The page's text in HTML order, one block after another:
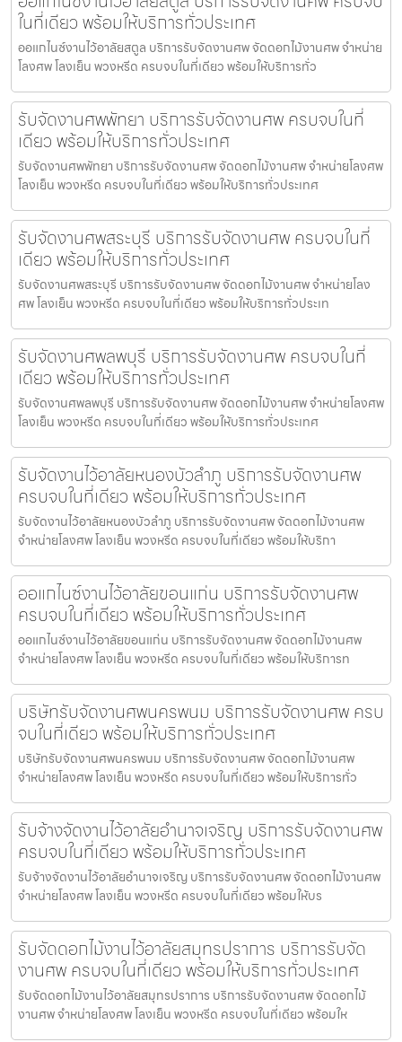
ในที่เดียว พร้อมให้บริการทั่วประเทศ
ออแกไนซ์งานไว้อาลัยสตูล บริการรับจัดงานศพ จัดดอกไม้งานศพ จำหน่าย
โลงศพ โลงเย็น พวงหรีด ครบจบในที่เดียว พร้อมให้บริการทั่ว
รับจัดงานศพพัทยา บริการรับจัดงานศพ ครบจบในที่
เดียว พร้อมให้บริการทั่วประเทศ
รับจัดงานศพพัทยา บริการรับจัดงานศพ จัดดอกไม้งานศพ จำหน่ายโลงศพ
โลงเย็น พวงหรีด ครบจบในที่เดียว พร้อมให้บริการทั่วประเทศ
รับจัดงานศพสระบุรี บริการรับจัดงานศพ ครบจบในที่
เดียว พร้อมให้บริการทั่วประเทศ
รับจัดงานศพสระบุรี บริการรับจัดงานศพ จัดดอกไม้งานศพ จำหน่ายโลง
ศพ โลงเย็น พวงหรีด ครบจบในที่เดียว พร้อมให้บริการทั่วประเท
รับจัดงานศพลพบุรี บริการรับจัดงานศพ ครบจบในที่
เดียว พร้อมให้บริการทั่วประเทศ
รับจัดงานศพลพบุรี บริการรับจัดงานศพ จัดดอกไม้งานศพ จำหน่ายโลงศพ
โลงเย็น พวงหรีด ครบจบในที่เดียว พร้อมให้บริการทั่วประเทศ
รับจัดงานไว้อาลัยหนองบัวลำภู บริการรับจัดงานศพ
ครบจบในที่เดียว พร้อมให้บริการทั่วประเทศ
รับจัดงานไว้อาลัยหนองบัวลำภู บริการรับจัดงานศพ จัดดอกไม้งานศพ
จำหน่ายโลงศพ โลงเย็น พวงหรีด ครบจบในที่เดียว พร้อมให้บริกา
ออแกไนซ์งานไว้อาลัยขอนแก่น บริการรับจัดงานศพ
ครบจบในที่เดียว พร้อมให้บริการทั่วประเทศ
ออแกไนซ์งานไว้อาลัยขอนแก่น บริการรับจัดงานศพ จัดดอกไม้งานศพ
จำหน่ายโลงศพ โลงเย็น พวงหรีด ครบจบในที่เดียว พร้อมให้บริการท
บริษัทรับจัดงานศพนครพนม บริการรับจัดงานศพ ครบ
จบในที่เดียว พร้อมให้บริการทั่วประเทศ
บริษัทรับจัดงานศพนครพนม บริการรับจัดงานศพ จัดดอกไม้งานศพ
จำหน่ายโลงศพ โลงเย็น พวงหรีด ครบจบในที่เดียว พร้อมให้บริการทั่ว
รับจ้างจัดงานไว้อาลัยอำนาจเจริญ บริการรับจัดงานศพ
ครบจบในที่เดียว พร้อมให้บริการทั่วประเทศ
รับจ้างจัดงานไว้อาลัยอำนาจเจริญ บริการรับจัดงานศพ จัดดอกไม้งานศพ
จำหน่ายโลงศพ โลงเย็น พวงหรีด ครบจบในที่เดียว พร้อมให้บร
รับจัดดอกไม้งานไว้อาลัยสมุทรปราการ บริการรับจัด
งานศพ ครบจบในที่เดียว พร้อมให้บริการทั่วประเทศ
รับจัดดอกไม้งานไว้อาลัยสมุทรปราการ บริการรับจัดงานศพ จัดดอกไม้
งานศพ จำหน่ายโลงศพ โลงเย็น พวงหรีด ครบจบในที่เดียว พร้อมให